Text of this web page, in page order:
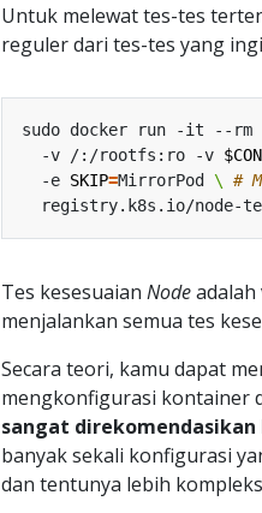
Untuk melewat tes-tes
reguler dari tes-tes yang
sudo docker run -it --
  -v /:/rootfs:ro -v
  -e
SKIP=MirrorPod \ #
Tes kesesuaian Node
menjalankan semua tes
Secara teori, kamu dapat
mengkonfigurasi kontainer
sangat
banyak sekali konfigurasi
dan tentunya lebih